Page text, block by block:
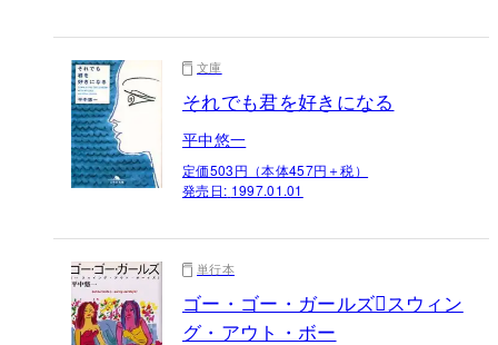
文庫
それでも君を好きになる
平中悠一
定価503円（本体457円＋税）
発売日: 1997.01.01
単行本
ゴー・ゴー・ガールズスウィン
グ・アウト・ボー